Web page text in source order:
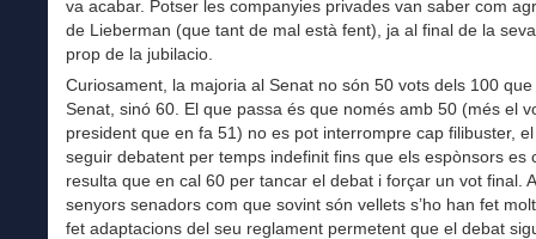
va acabar. Potser les companyies privades van saber com
de Lieberman (que tant de mal està fent), ja al final de la
prop de la jubilacio.
Curiosament, la majoria al Senat no són 50 vots dels 100
Senat, sinó 60. El que passa és que només amb 50 (més el
president que en fa 51) no es pot interrompre cap filibuster,
seguir debatent per temps indefinit fins que els espònsors es
resulta que en cal 60 per tancar el debat i forçar un vot final.
senyors senadors com que sovint són vellets s’ho han fet
fet adaptacions del seu reglament permetent que el debat